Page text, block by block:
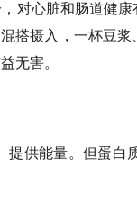
对心脏和肠道健康
搭摄入，一杯豆浆
无害。
供能量。但蛋白